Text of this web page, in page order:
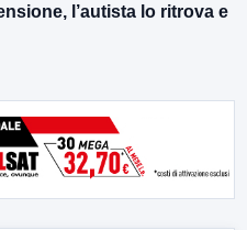
l’autista lo ritrova e